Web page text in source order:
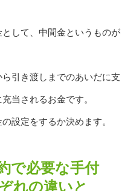
して、中間金というものが
引き渡しまでのあいだに支
当されるお金です。
設定をするか決めます。
で必要な手付
れの違いと